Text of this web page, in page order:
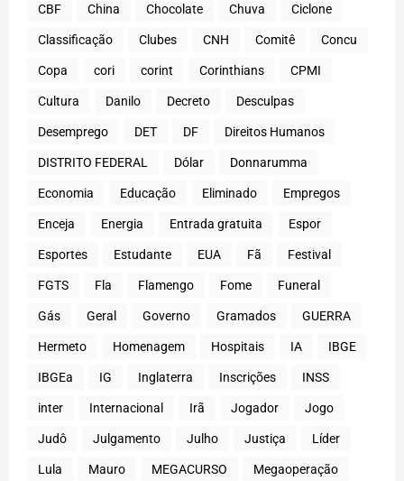
CBF China Chocolate Chuva Ciclone
Classificação Clubes CNH Comitê Concu
Copa cori corint Corinthians CPMI
Cultura Danilo Decreto Desculpas
Desemprego DET DF Direitos Humanos
DISTRITO FEDERAL Dólar Donnarumma
Economia Educação Eliminado Empregos
Enceja Energia Entrada gratuita Espor
Esportes Estudante EUA Fã Festival
FGTS Fla Flamengo Fome Funeral
Gás Geral Governo Gramados GUERRA
Hermeto Homenagem Hospitais IA IBGE
IBGEa IG Inglaterra Inscrições INSS
inter Internacional Irã Jogador Jogo
Judô Julgamento Julho Justiça Líder
Lula Mauro MEGACURSO Megaoperação